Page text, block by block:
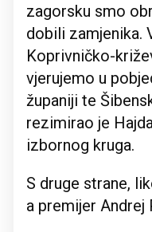
zagorsku smo
dobili zamjenika.
Koprivničko-
vjerujemo u
županiji te
rezimirao je
izbornog kruga.
S druge strane,
a premijer Andrej